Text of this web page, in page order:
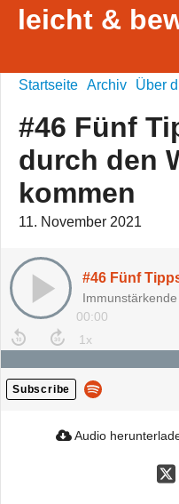
leicht &
Startseite Archiv Über
#46 Fünf
durch den
kommen
11. November 2021
00:00
Subscribe
Audio